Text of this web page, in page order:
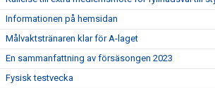
Informationen på hemsidan
Målvaktstränaren klar för A-laget
En sammanfattning av försäsongen 2023
Fysisk testvecka